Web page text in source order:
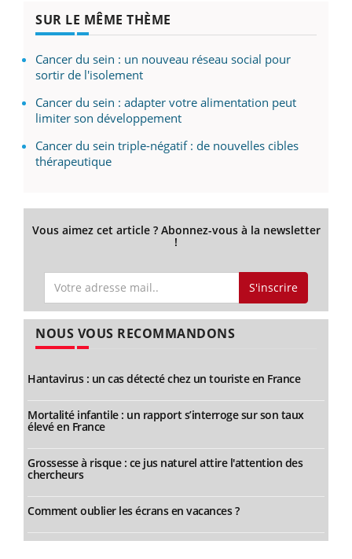
SUR LE MÊME THÈME
Cancer du sein : un nouveau réseau social pour
sortir de l'isolement
Cancer du sein : adapter votre alimentation peut
limiter son développement
Cancer du sein triple-négatif : de nouvelles cibles
thérapeutique
Vous aimez cet article ? Abonnez-vous à la newsletter
!
S'inscrire
NOUS VOUS RECOMMANDONS
Hantavirus : un cas détecté chez un touriste en France
Mortalité infantile : un rapport s’interroge sur son taux
élevé en France
Grossesse à risque : ce jus naturel attire l'attention des
chercheurs
Comment oublier les écrans en vacances ?